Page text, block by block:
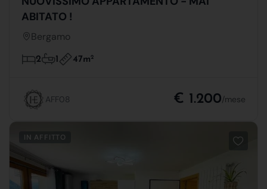
ABITATO !
Bergamo
2 1 47m2
AFF08 € 1.200/mese
IN AFFITTO